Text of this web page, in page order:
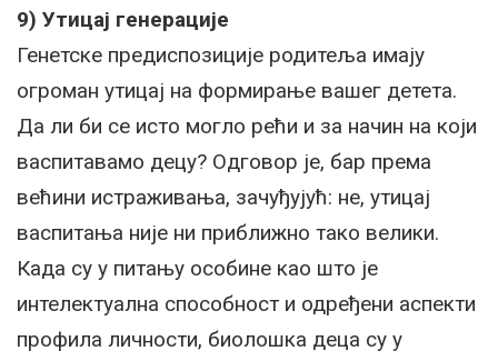
9) Утицај генерације
Генетске предиспозиције родитеља имају
огроман утицај на формирање вашег детета.
Да ли би се исто могло рећи и за начин на који
васпитавамо децу? Одговор је, бар према
већини истраживања, зачуђујућ: не, утицај
васпитања није ни приближно тако велики.
Када су у питању особине као што је
интелектуална способност и одређени аспекти
профила личности, биолошка деца су у